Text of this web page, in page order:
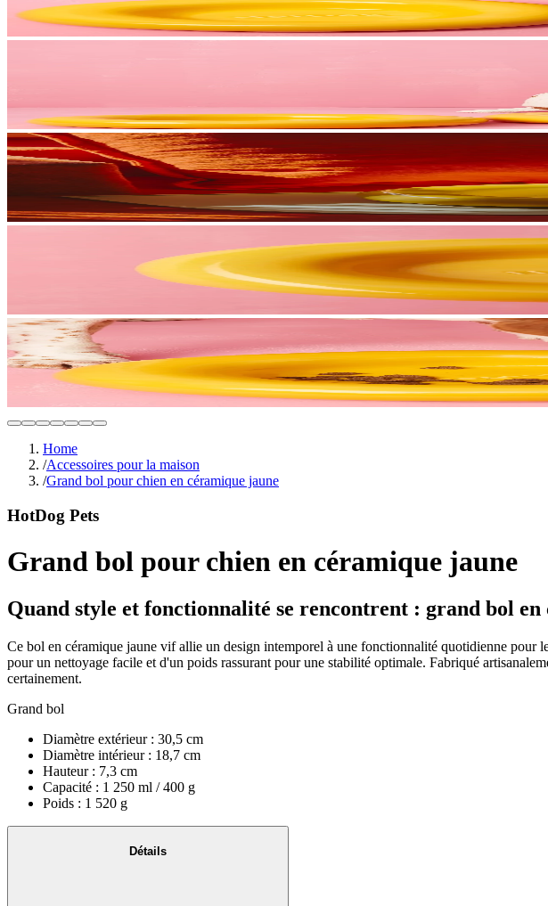
Home
/Accessoires pour la maison
/Grand bol pour chien en céramique jaune
HotDog Pets
Grand bol pour chien en céramique jaune
Quand style et fonctionnalité se rencontrent : grand bol
Ce bol en céramique jaune vif allie un design intemporel à une fonctionnalité quotidienne pour
pour un nettoyage facile et d'un poids rassurant pour une stabilité optimale. Fabriqué
certainement.
Grand bol
Diamètre extérieur : 30,5 cm
Diamètre intérieur : 18,7 cm
Hauteur : 7,3 cm
Capacité : 1 250 ml / 400 g
Poids : 1 520 g
Détails